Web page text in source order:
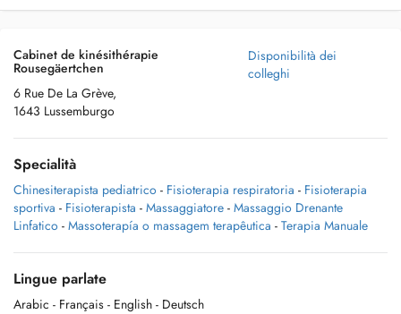
Cabinet de kinésithérapie
Rousegäertchen
6 Rue De La Grève,
1643 Lussemburgo
Disponibilità dei
colleghi
Specialità
Chinesiterapista pediatrico - Fisioterapia respiratoria - Fisioterapia
sportiva - Fisioterapista - Massaggiatore - Massaggio Drenante
Linfatico - Massoterapía o massagem terapêutica - Terapia Manuale
Lingue parlate
Arabic - Français - English - Deutsch